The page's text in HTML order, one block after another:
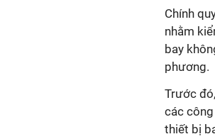
Chính
nhằm
bay
phương.
Trước
các
thiết bị